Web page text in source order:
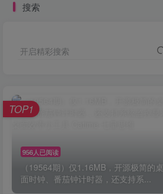
搜索
开启精彩搜索
956人已阅读
（19564期）仅1.16MB，开源极简的桌
面时钟、番茄钟计时器，还支持系...
TOP1